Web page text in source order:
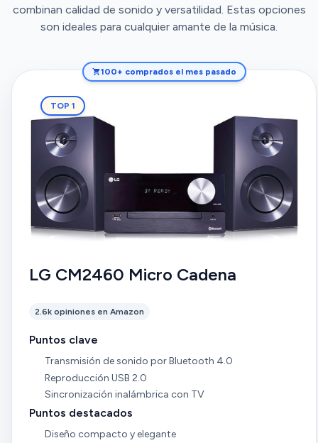
combinan calidad de sonido y versatilidad. Estas opciones
son ideales para cualquier amante de la música.
100+ comprados el mes pasado
TOP 1
LG CM2460 Micro Cadena
2.6k opiniones en Amazon
Puntos clave
Transmisión de sonido por Bluetooth 4.0
Reproducción USB 2.0
Sincronización inalámbrica con TV
Puntos destacados
Diseño compacto y elegante